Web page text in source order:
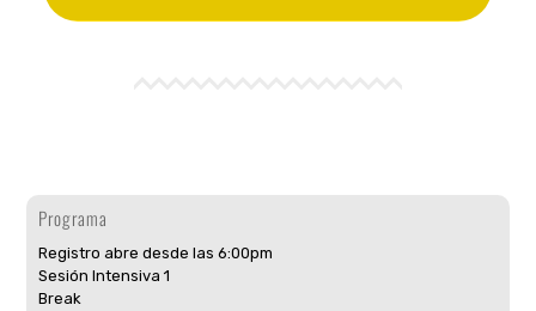
Programa
Registro abre desde las 6:00pm
Sesión Intensiva 1
Break